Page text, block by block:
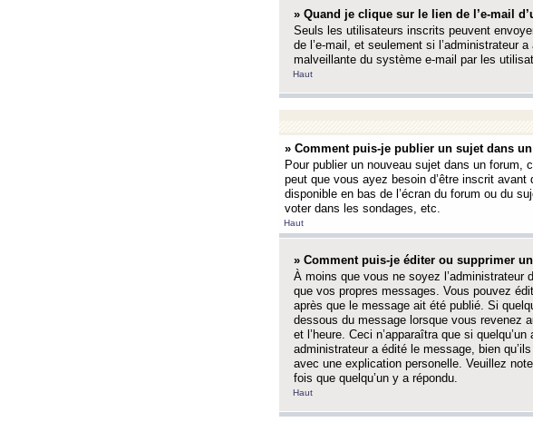
» Quand je clique sur le lien de l’e-mail
Seuls les utilisateurs inscrits peuvent
de l’e-mail, et seulement si l’administrateur
malveillante du système e-mail par les
Haut
» Comment puis-je publier un sujet dans
Pour publier un nouveau sujet dans un forum,
peut que vous ayez besoin d’être inscrit
disponible en bas de l’écran du forum ou du
voter dans les sondages, etc.
Haut
» Comment puis-je éditer ou supprimer
À moins que vous ne soyez l’administrateur
que vos propres messages. Vous pouvez
après que le message ait été publié. Si
dessous du message lorsque vous revenez
et l’heure. Ceci n’apparaîtra que si
administrateur a édité le message, bien
avec une explication personelle. Veuillez
fois que quelqu’un y a répondu.
Haut